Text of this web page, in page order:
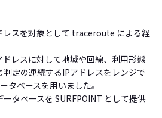
レスを対象として traceroute による経
レスに対して地域や回線、利用形態
定の連続するIPアドレスをレンジで
タベースを用いました。
タベースを SURFPOINT として提供